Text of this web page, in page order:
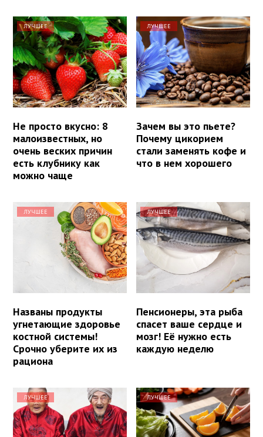
ЛУЧШЕЕ
Не просто вкусно: 8
малоизвестных, но
очень веских причин
есть клубнику как
можно чаще
ЛУЧШЕЕ
Зачем вы это пьете?
Почему цикорием
стали заменять кофе и
что в нем хорошего
ЛУЧШЕЕ
Названы продукты
угнетающие здоровье
костной системы!
Срочно уберите их из
рациона
ЛУЧШЕЕ
Пенсионеры, эта рыба
спасет ваше сердце и
мозг! Её нужно есть
каждую неделю
ЛУЧШЕЕ ЛУЧШЕЕ